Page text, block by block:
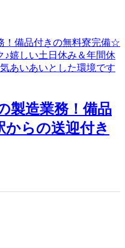
製造業務！備品
らの送迎付き